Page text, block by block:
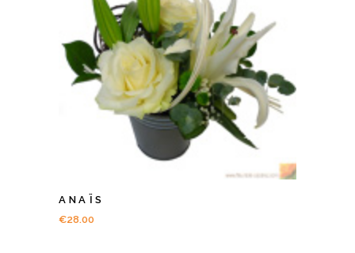
ANAÏS
€28.00